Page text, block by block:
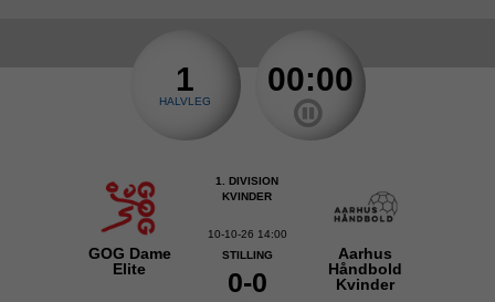
1
HALVLEG
00:00
GOG Dame
Elite
1. DIVISION
KVINDER
10-10-26 14:00
STILLING
0-0
Aarhus
Håndbold
Kvinder